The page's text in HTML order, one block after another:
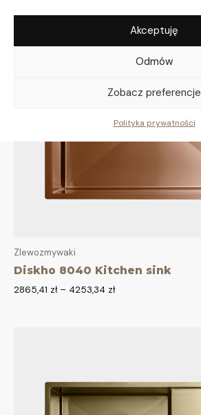
Akceptuję
Odmów
Zobacz preferencje
Polityka prywatności
Zlewozmywaki
Diskho 8040 Kitchen sink
2865,41 zł– 4253,34 zł